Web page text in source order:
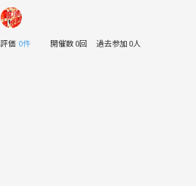
評価 0件 開催数 0回 過去参加 0人